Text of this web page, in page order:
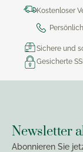
Kostenloser
Sichere und
Gesicherte
Newsletter
Abonnieren Sie